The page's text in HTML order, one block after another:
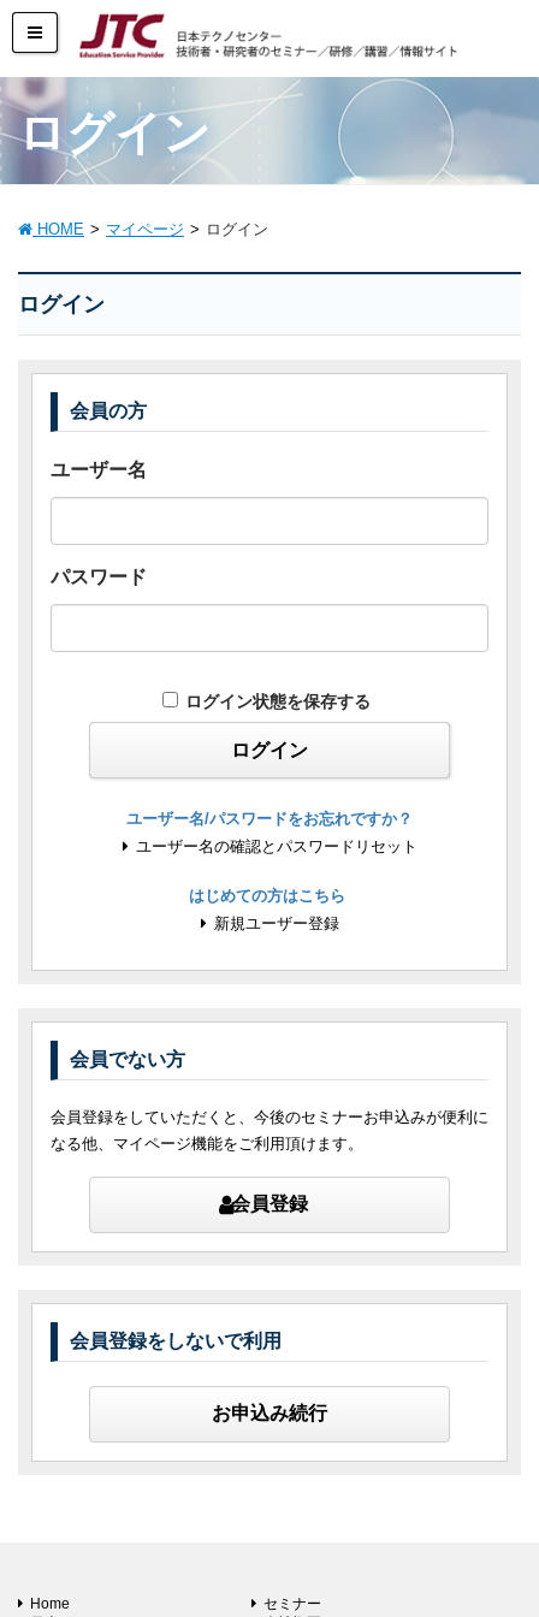
ログイン
HOME マイページ ログイン
ログイン
会員の方
ユーザー名
パスワード
ログイン状態を保存する
ユーザー名/パスワードをお忘れですか？
ユーザー名の確認とパスワードリセット
はじめての方はこちら
新規ユーザー登録
会員でない方
会員登録をしていただくと、今後のセミナーお申込みが便利に
なる他、マイページ機能をご利用頂けます。
会員登録
会員登録をしないで利用
お申込み続行
Home
セミナー